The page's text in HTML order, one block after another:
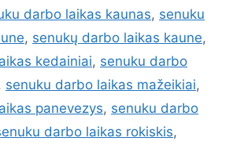
darbo laikas kaunas, senuku
, senukų darbo laikas kaune,
kedainiai, senuku darbo
senuku darbo laikas mažeikiai,
panevezys, senuku darbo
darbo laikas rokiskis,